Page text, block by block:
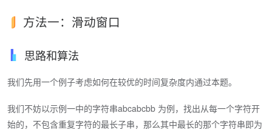
方法一：滑动窗口
思路和算法
我们先用一个例子考虑如何在较优的时间复杂度内通过本题。
我们不妨以示例一中的字符串abcabcbb 为例，找出从每一个字符开
始的，不包含重复字符的最长子串，那么其中最长的那个字符串即为